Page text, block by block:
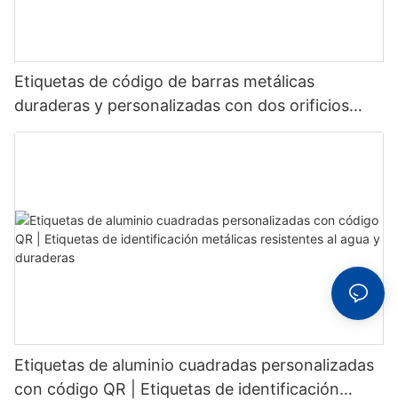
Etiquetas de código de barras metálicas
duraderas y personalizadas con dos orificios
fijos para un reconocimiento estable.
Etiquetas de aluminio cuadradas personalizadas
con código QR | Etiquetas de identificación